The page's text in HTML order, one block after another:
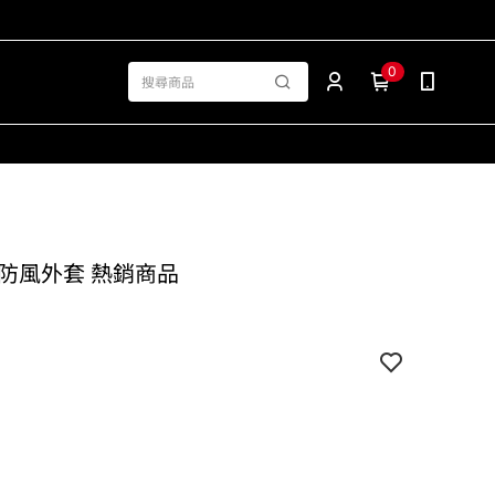
風外套 熱銷商品
0